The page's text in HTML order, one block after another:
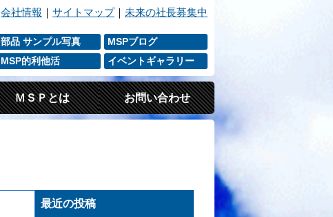
会社情報 ｜ サイトマップ｜ 未来の社長募集中
部品 サンプル写真
MSPブログ
MSP的利他活
イベントギャラリー
ＭＳＰとは お問い合わせ
最近の投稿